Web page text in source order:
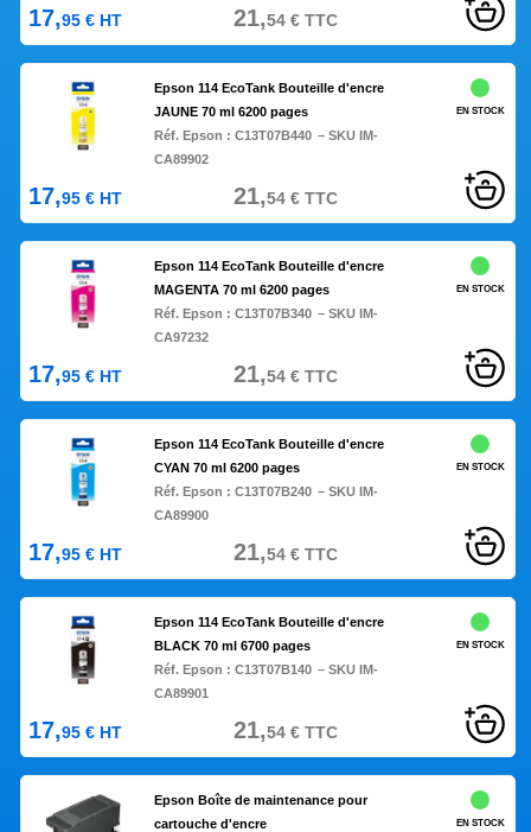
17,95 € HT 21,54€TTC
Epson 114 EcoTank Bouteille d'encre
JAUNE 70 ml 6200 pages
Réf. Epson :C13T07B440 – SKU IM-
CA89902
EN STOCK
17,95 € HT 21,54€TTC
Epson 114 EcoTank Bouteille d'encre
MAGENTA 70 ml 6200 pages
Réf. Epson :C13T07B340 – SKU IM-
CA97232
EN STOCK
17,95 € HT 21,54€TTC
Epson 114 EcoTank Bouteille d'encre
CYAN 70 ml 6200 pages
Réf. Epson :C13T07B240 – SKU IM-
CA89900
EN STOCK
17,95 € HT 21,54€TTC
Epson 114 EcoTank Bouteille d'encre
BLACK 70 ml 6700 pages
Réf. Epson :C13T07B140 – SKU IM-
CA89901
EN STOCK
17,95 € HT 21,54€TTC
Epson Boîte de maintenance pour
cartouche d'encre
EN STOCK